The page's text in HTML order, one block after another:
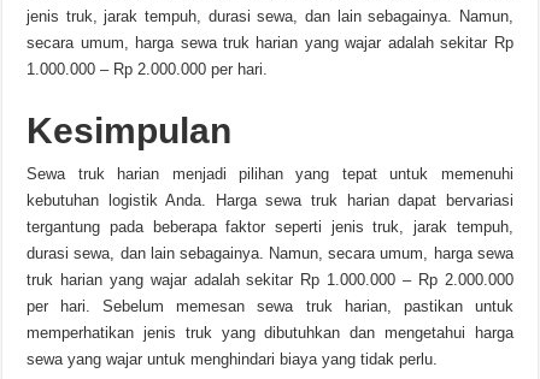
jenis truk, jarak tempuh, durasi sewa, dan lain sebagainya. Namun,
secara umum, harga sewa truk harian yang wajar adalah sekitar Rp
1.000.000 – Rp 2.000.000 per hari.
Kesimpulan
Sewa truk harian menjadi pilihan yang tepat untuk memenuhi
kebutuhan logistik Anda. Harga sewa truk harian dapat bervariasi
tergantung pada beberapa faktor seperti jenis truk, jarak tempuh,
durasi sewa, dan lain sebagainya. Namun, secara umum, harga sewa
truk harian yang wajar adalah sekitar Rp 1.000.000 – Rp 2.000.000
per hari. Sebelum memesan sewa truk harian, pastikan untuk
memperhatikan jenis truk yang dibutuhkan dan mengetahui harga
sewa yang wajar untuk menghindari biaya yang tidak perlu.